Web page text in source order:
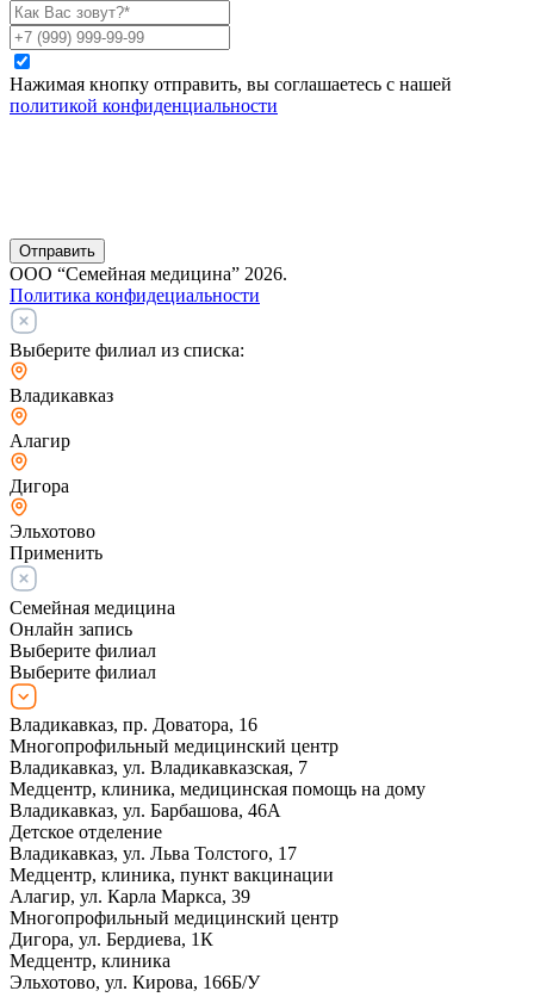
Нажимая кнопку отправить, вы соглашаетесь с нашей
политикой конфиденциальности
Отправить
ООО “Семейная медицина” 2026.
Политика конфидециальности
Выберите филиал из списка:
Владикавказ
Алагир
Дигора
Эльхотово
Применить
Семейная медицина
Онлайн запись
Выберите филиал
Выберите филиал
Владикавказ, пр. Доватора, 16
Многопрофильный медицинский центр
Владикавказ, ул. Владикавказская, 7
Медцентр, клиника, медицинская помощь на дому
Владикавказ, ул. Барбашова, 46А
Детское отделение
Владикавказ, ул. Льва Толстого, 17
Медцентр, клиника, пункт вакцинации
Алагир, ул. Карла Маркса, 39
Многопрофильный медицинский центр
Дигора, ул. Бердиева, 1К
Медцентр, клиника
Эльхотово, ул. Кирова, 166Б/У